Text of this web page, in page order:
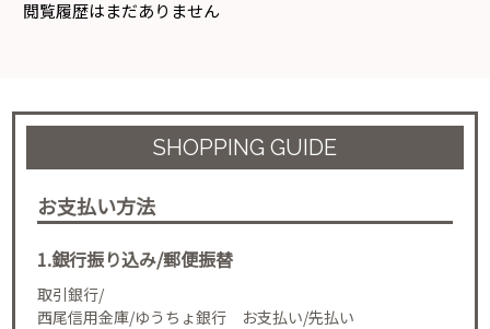
閲覧履歴はまだありません
SHOPPING GUIDE
お支払い方法
1.銀行振り込み/郵便振替
取引銀行/
西尾信用金庫/ゆうちょ銀行 お支払い/先払い